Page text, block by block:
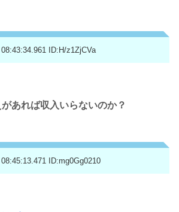
ID:H/z1ZjCVa
あれば収入いらないのか？
ID:mg0Gg0210